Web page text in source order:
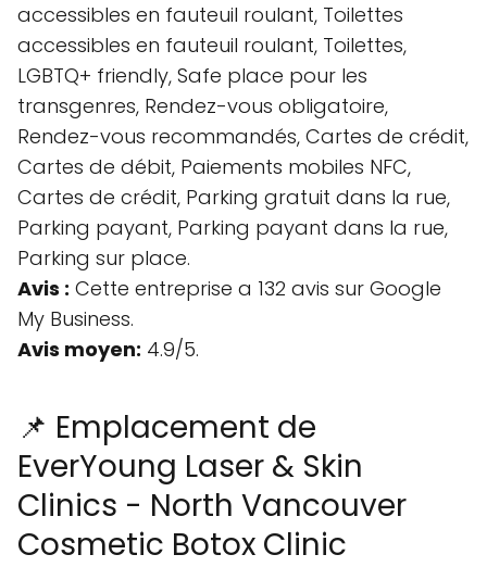
accessibles en fauteuil roulant, Toilettes
accessibles en fauteuil roulant, Toilettes,
LGBTQ+ friendly, Safe place pour les
transgenres, Rendez-vous obligatoire,
Rendez-vous recommandés, Cartes de crédit,
Cartes de débit, Paiements mobiles NFC,
Cartes de crédit, Parking gratuit dans la rue,
Parking payant, Parking payant dans la rue,
Parking sur place.
Avis : Cette entreprise a 132 avis sur Google
My Business.
Avis moyen: 4.9/5.
📌 Emplacement de
EverYoung Laser & Skin
Clinics - North Vancouver
Cosmetic Botox Clinic